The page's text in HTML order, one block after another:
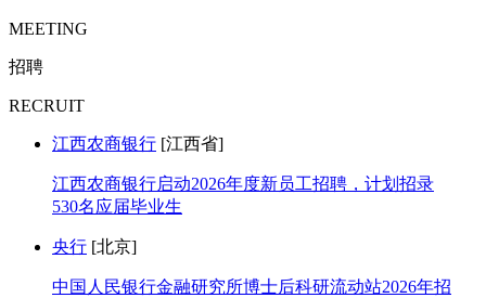
MEETING
招聘
RECRUIT
江西农商银行 [江西省]
江西农商银行启动2026年度新员工招聘，计划招录
530名应届毕业生
央行 [北京]
中国人民银行金融研究所博士后科研流动站2026年招